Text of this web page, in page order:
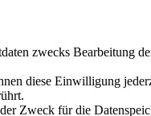
zwecks Bearbeitung
diese Einwilligung
Zweck für die